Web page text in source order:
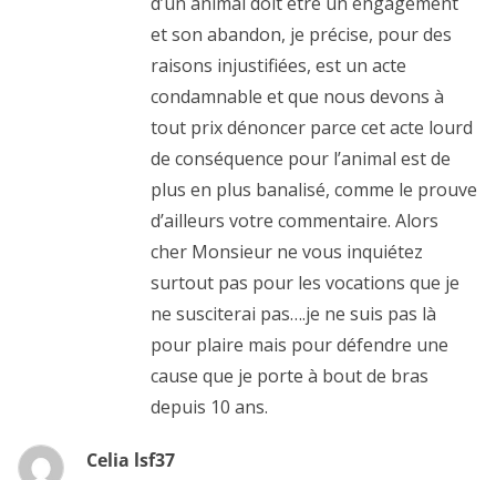
et son abandon, je précise, pour des
raisons injustifiées, est un acte
condamnable et que nous devons à
tout prix dénoncer parce cet acte lourd
de conséquence pour l’animal est de
plus en plus banalisé, comme le prouve
d’ailleurs votre commentaire. Alors
cher Monsieur ne vous inquiétez
surtout pas pour les vocations que je
ne susciterai pas….je ne suis pas là
pour plaire mais pour défendre une
cause que je porte à bout de bras
depuis 10 ans.
Celia lsf37